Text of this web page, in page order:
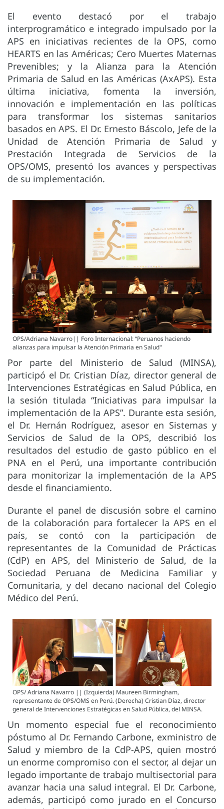
El evento destacó por el trabajo
interprogramático e integrado impulsado por la
APS en iniciativas recientes de la OPS, como
HEARTS en las Américas; Cero Muertes Maternas
Prevenibles; y la Alianza para la Atención
Primaria de Salud en las Américas (AxAPS). Esta
última iniciativa, fomenta la inversión,
innovación e implementación en las políticas
para transformar los sistemas sanitarios
basados en APS. El Dr. Ernesto Báscolo, Jefe de la
Unidad de Atención Primaria de Salud y
Prestación Integrada de Servicios de la
OPS/OMS, presentó los avances y perspectivas
de su implementación.
OPS/Adriana Navarro|| Foro Internacional: “Peruanos haciendo
alianzas para impulsar la Atención Primaria en Salud"
Por parte del Ministerio de Salud (MINSA),
participó el Dr. Cristian Díaz, director general de
Intervenciones Estratégicas en Salud Pública, en
la sesión titulada “Iniciativas para impulsar la
implementación de la APS”. Durante esta sesión,
el Dr. Hernán Rodríguez, asesor en Sistemas y
Servicios de Salud de la OPS, describió los
resultados del estudio de gasto público en el
PNA en el Perú, una importante contribución
para monitorizar la implementación de la APS
desde el financiamiento.
Durante el panel de discusión sobre el camino
de la colaboración para fortalecer la APS en el
país, se contó con la participación de
representantes de la Comunidad de Prácticas
(CdP) en APS, del Ministerio de Salud, de la
Sociedad Peruana de Medicina Familiar y
Comunitaria, y del decano nacional del Colegio
Médico del Perú.
OPS/ Adriana Navarro || (Izquierda) Maureen Birmingham,
representante de OPS/OMS en Perú. (Derecha) Cristian Díaz, director
general de Intervenciones Estratégicas en Salud Pública, del MINSA.
Un momento especial fue el reconocimiento
póstumo al Dr. Fernando Carbone, exministro de
Salud y miembro de la CdP-APS, quien mostró
un enorme compromiso con el sector, al dejar un
legado importante de trabajo multisectorial para
avanzar hacia una salud integral. El Dr. Carbone,
además, participó como jurado en el Concurso